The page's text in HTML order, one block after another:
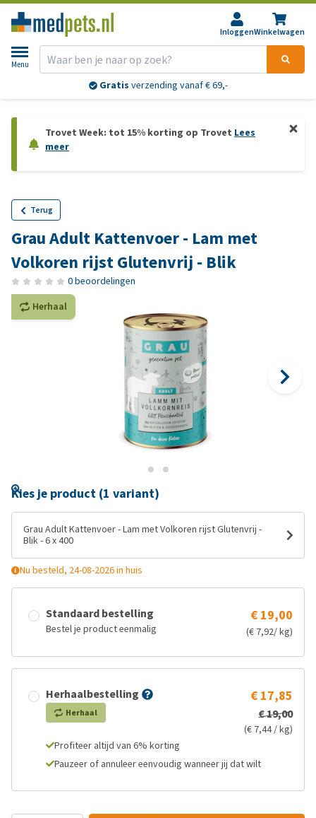
InloggenWinkelwagen
Menu
Gratis verzending vanaf € 69,-
Trovet Week: tot 15% korting op Trovet Lees
meer
Terug
Grau Adult Kattenvoer - Lam met
Volkoren rijst Glutenvrij - Blik
0 beoordelingen
Herhaal
Kies je product (1 variant)
Grau Adult Kattenvoer - Lam met Volkoren rijst Glutenvrij -
Blik - 6 x 400
Nu besteld, 24-08-2026 in huis
Standaard bestelling
Bestel je product eenmalig
€ 19,00
(€ 7,92/ kg)
Herhaalbestelling
Herhaal
€ 17,85
€ 19,00
(€ 7,44 / kg)
Profiteer altijd van 6% korting
Pauzeer of annuleer eenvoudig wanneer jij dat wilt